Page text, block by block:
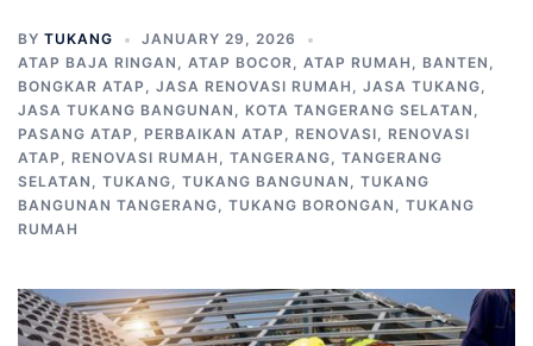
BY TUKANG
JANUARY 29, 2026
ATAP BAJA RINGAN , ATAP BOCOR, ATAP RUMAH , BANTEN ,
BONGKAR ATAP , JASA RENOVASI RUMAH , JASA TUKANG,
JASA TUKANG BANGUNAN , KOTA TANGERANG SELATAN ,
PASANG ATAP , PERBAIKAN ATAP , RENOVASI, RENOVASI
ATAP , RENOVASI RUMAH , TANGERANG, TANGERANG
SELATAN , TUKANG, TUKANG BANGUNAN , TUKANG
BANGUNAN TANGERANG, TUKANG BORONGAN , TUKANG
RUMAH